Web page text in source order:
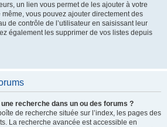
un lien vous permet de les ajouter à votre
même, vous pouvez ajouter directement des
de contrôle de l’utilisateur en saisissant leur
également les supprimer de vos listes depuis
recherche dans un ou des forums ?
de recherche située sur l’index, les pages des
La recherche avancée est accessible en